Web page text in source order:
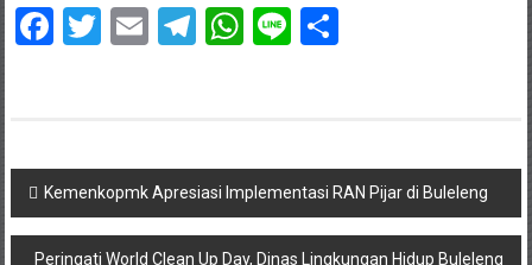
Facebook
Twitter
EmailTelegram
WhatsApp
LineShare
Navigasi
pos
Kemenkopmk Apresiasi Implementasi RAN Pijar di Buleleng
Peringati World Clean Up Day, Dinas Lingkungan Hidup Buleleng